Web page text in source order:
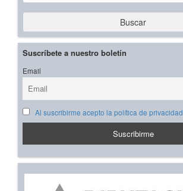
Buscar
Suscríbete a nuestro boletín
Email
Al suscribirme acepto la política de privacidad